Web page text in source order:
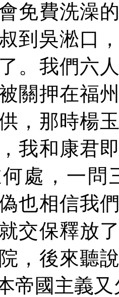
免費洗澡
到吳淞口
。我們六
關押在福
，那時楊
我和康君
處，一問
也相信我
交保釋放
，後來聽
帝國主義